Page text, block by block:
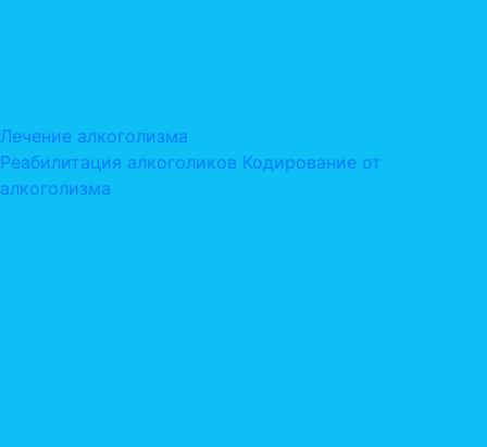
Лечение алкоголизма
Реабилитация алкоголиков Кодирование от
алкоголизма